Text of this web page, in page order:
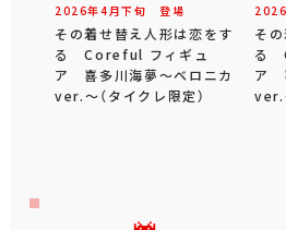
2026年4 月下旬 登場
その着せ替え人形は恋をす
る Coreful フィギュ
ア 喜多川海夢～ベロニカ
ver.～（タイクレ限定）
そ
る
ア
ver.